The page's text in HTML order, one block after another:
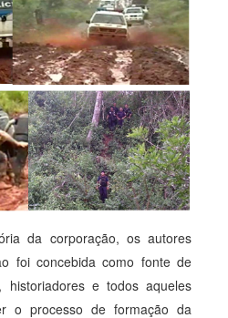
da corporação, os autores
foi concebida como fonte de
historiadores e todos aqueles
o processo de formação da